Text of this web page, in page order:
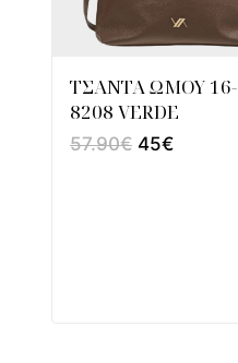
ΤΣΑΝΤΑ ΩΜΟΥ 16-
8208 VERDE
57.90€ 45€